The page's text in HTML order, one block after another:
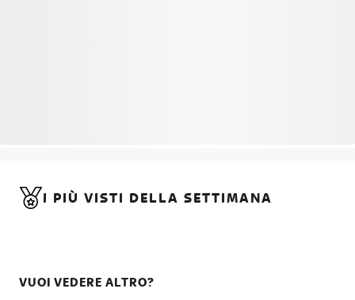
I PIÙ VISTI DELLA SETTIMANA
VUOI VEDERE ALTRO?